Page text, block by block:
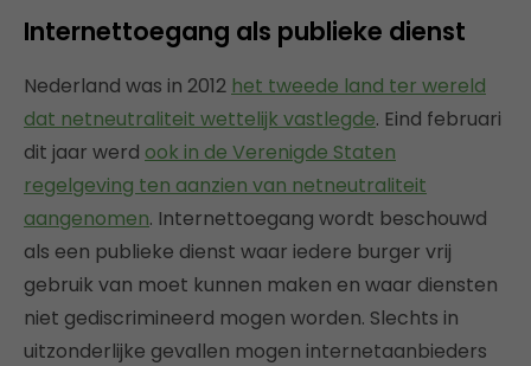
Internettoegang als publieke dienst
Nederland was in 2012 het tweede land ter wereld
dat netneutraliteit wettelijk vastlegde. Eind februari
dit jaar werd ook in de Verenigde Staten
regelgeving ten aanzien van netneutraliteit
aangenomen. Internettoegang wordt beschouwd
als een publieke dienst waar iedere burger vrij
gebruik van moet kunnen maken en waar diensten
niet gediscrimineerd mogen worden. Slechts in
uitzonderlijke gevallen mogen internetaanbieders